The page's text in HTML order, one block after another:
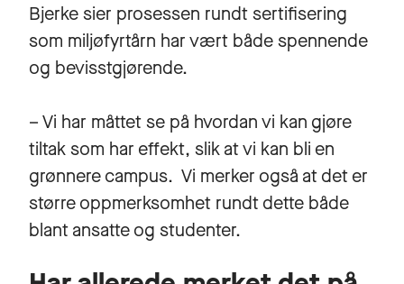
Bjerke sier prosessen rundt sertifisering
som miljøfyrtårn har vært både spennende
og bevisstgjørende.
– Vi har måttet se på hvordan vi kan gjøre
tiltak som har effekt, slik at vi kan bli en
grønnere campus. Vi merker også at det er
større oppmerksomhet rundt dette både
blant ansatte og studenter.